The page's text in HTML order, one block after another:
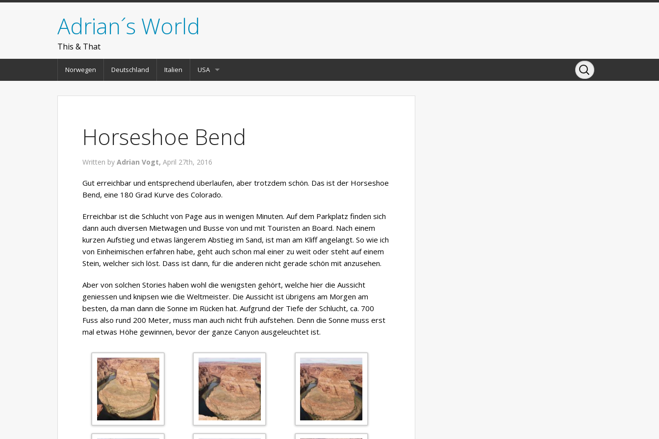
Adrian´s World
This & That
Norwegen Deutschland Italien USA
Horseshoe Bend
Written by Adrian Vogt, April 27th, 2016
Gut erreichbar und entsprechend überlaufen, aber trotzdem schön. Das ist der Horseshoe
Bend, eine 180 Grad Kurve des Colorado.
Erreichbar ist die Schlucht von Page aus in wenigen Minuten. Auf dem Parkplatz finden sich
dann auch diversen Mietwagen und Busse von und mit Touristen an Board. Nach einem
kurzen Aufstieg und etwas längerem Abstieg im Sand, ist man am Kliff angelangt. So wie ich
von Einheimischen erfahren habe, geht auch schon mal einer zu weit oder steht auf einem
Stein, welcher sich löst. Dass ist dann, für die anderen nicht gerade schön mit anzusehen.
Aber von solchen Stories haben wohl die wenigsten gehört, welche hier die Aussicht
geniessen und knipsen wie die Weltmeister. Die Aussicht ist übrigens am Morgen am
besten, da man dann die Sonne im Rücken hat. Aufgrund der Tiefe der Schlucht, ca. 700
Fuss also rund 200 Meter, muss man auch nicht früh aufstehen. Denn die Sonne muss erst
mal etwas Höhe gewinnen, bevor der ganze Canyon ausgeleuchtet ist.